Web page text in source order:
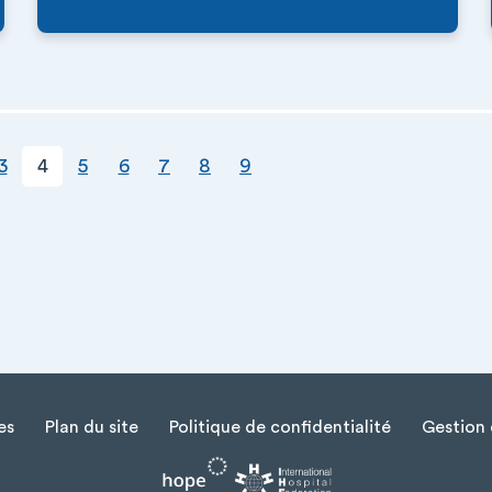
courante
4 Page
5 Page
6 Page
7 Page
8 Page
9
Plan du site Politique de confidentialité Gestion